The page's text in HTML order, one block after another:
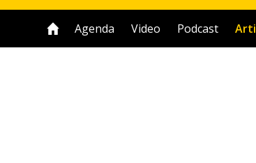
Agenda Video Podcast